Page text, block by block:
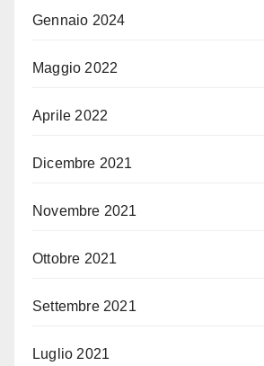
Gennaio 2024
Maggio 2022
Aprile 2022
Dicembre 2021
Novembre 2021
Ottobre 2021
Settembre 2021
Luglio 2021